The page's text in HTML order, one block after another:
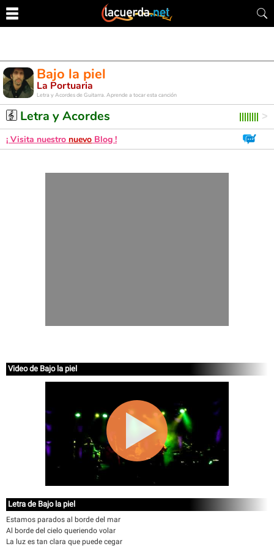
Bajo la piel
La Portuaria
Letra y Acordes de Guitarra. Aprende a tocar esta canción
Letra y Acordes
¡ Visita nuestro nuevo Blog !
Video de Bajo la piel
Letra de Bajo la piel
Estamos parados al borde del mar
Al borde del cielo queriendo volar
La luz es tan clara que puede cegar